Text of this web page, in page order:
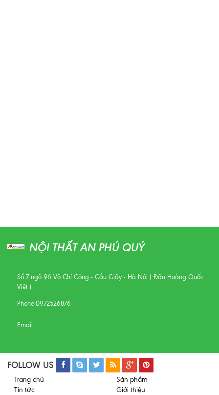
NỘI THẤT AN PHÚ QUÝ
Số 7 ngõ 96 Võ Chí Công - Cầu Giấy - Hà Nội ( Đầu Hoàng Quốc
Việt )
Phone:0972526876
Email:
FOLLOW US
Trang chủ
Sản phẩm
Tin tức
Giới thiệu